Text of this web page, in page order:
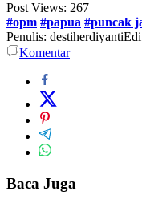
Post Views: 267
#opm #papua #puncak
Penulis: destiherdiyanti
Komentar
Baca Juga